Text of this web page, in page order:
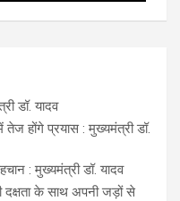
डॉ. यादव
तेज होंगे प्रयास : मुख्यमंत्री डॉ.
: मुख्यमंत्री डॉ. यादव
दक्षता के साथ अपनी जड़ों से